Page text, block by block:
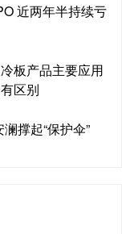
近两年半持续亏
板产品主要应用
区别
撑起“保护伞”